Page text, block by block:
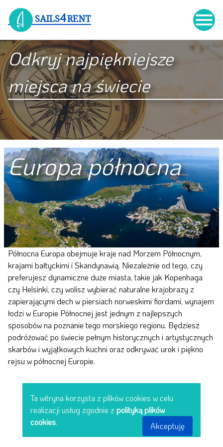

SAILS4RENT
Odkryj najpiękniejsze
miejsca na świecie
Europa północna
Północna Europa obejmuje kraje nad Morzem Północnym,
krajami bałtyckimi i Skandynawią. Niezależnie od tego, czy
preferujesz dynamiczne duże miasta, takie jak Kopenhaga
czy Helsinki, czy wolisz wybierać naturalne krajobrazy z
zapierającymi dech w piersiach norweskimi fiordami, wynajem
łodzi w Europie Północnej jest jednym z najlepszych
sposobów na poznanie tego morskiego regionu. Będziesz
podróżować po świecie pełnym historycznych i artystycznych
skarbów i wyjątkowych kuchni oraz odkrywać urok i piękno
rejsu w północnej Europie.
Ta witryna korzysta z plików cookies w celu
realizacji usług zgodnie zpolityką plików
cookies. Akceptuję